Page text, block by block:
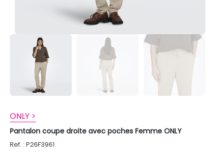
ONLY >
Pantalon coupe droite avec poches Femme ONLY
Ref. : P26F3961